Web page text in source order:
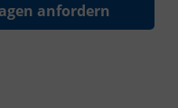
anfordern